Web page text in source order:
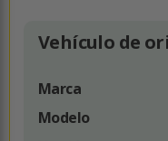
Vehículo de
Marca
Modelo